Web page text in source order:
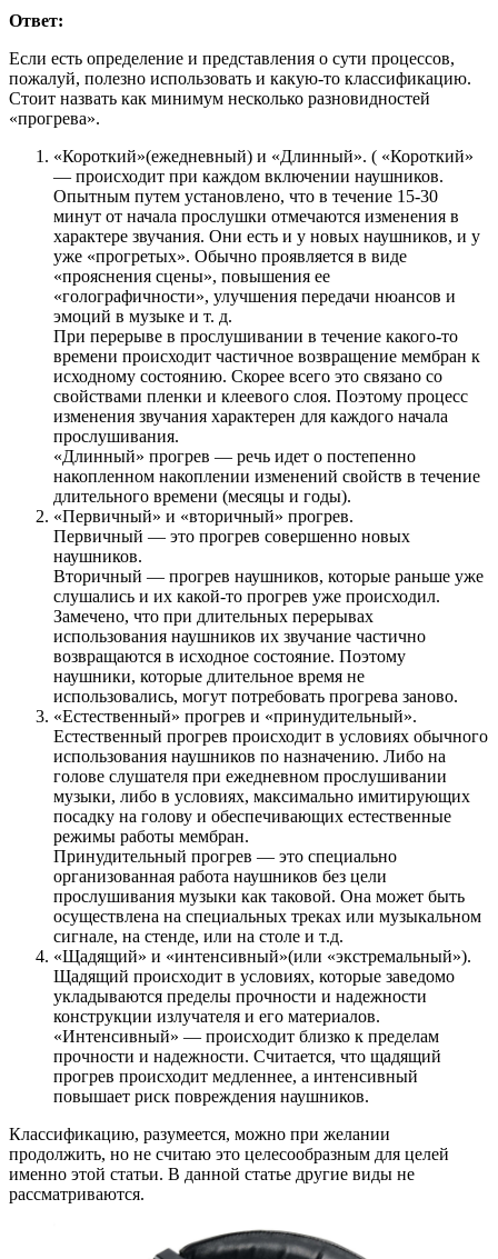
Ответ:
Если есть определение и представления о сути процессов,
пожалуй, полезно использовать и какую-то классификацию.
Стоит назвать как минимум несколько разновидностей
«прогрева».
«Короткий»(ежедневный) и «Длинный». ( «Короткий»
— происходит при каждом включении наушников.
Опытным путем установлено, что в течение 15-30
минут от начала прослушки отмечаются изменения в
характере звучания. Они есть и у новых наушников, и у
уже «прогретых». Обычно проявляется в виде
«прояснения сцены», повышения ее
«голографичности», улучшения передачи нюансов и
эмоций в музыке и т. д.
При перерыве в прослушивании в течение какого-то
времени происходит частичное возвращение мембран к
исходному состоянию. Скорее всего это связано со
свойствами пленки и клеевого слоя. Поэтому процесс
изменения звучания характерен для каждого начала
прослушивания.
«Длинный» прогрев — речь идет о постепенно
накопленном накоплении изменений свойств в течение
длительного времени (месяцы и годы).
«Первичный» и «вторичный» прогрев.
Первичный — это прогрев совершенно новых
наушников.
Вторичный — прогрев наушников, которые раньше уже
слушались и их какой-то прогрев уже происходил.
Замечено, что при длительных перерывах
использования наушников их звучание частично
возвращаются в исходное состояние. Поэтому
наушники, которые длительное время не
использовались, могут потребовать прогрева заново.
«Естественный» прогрев и «принудительный».
Естественный прогрев происходит в условиях обычного
использования наушников по назначению. Либо на
голове слушателя при ежедневном прослушивании
музыки, либо в условиях, максимально имитирующих
посадку на голову и обеспечивающих естественные
режимы работы мембран.
Принудительный прогрев — это специально
организованная работа наушников без цели
прослушивания музыки как таковой. Она может быть
осуществлена на специальных треках или музыкальном
сигнале, на стенде, или на столе и т.д.
«Щадящий» и «интенсивный»(или «экстремальный»).
Щадящий происходит в условиях, которые заведомо
укладываются пределы прочности и надежности
конструкции излучателя и его материалов.
«Интенсивный» — происходит близко к пределам
прочности и надежности. Считается, что щадящий
прогрев происходит медленнее, а интенсивный
повышает риск повреждения наушников.
Классификацию, разумеется, можно при желании
продолжить, но не считаю это целесообразным для целей
именно этой статьи. В данной статье другие виды не
рассматриваются.